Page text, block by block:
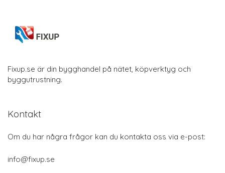
Fixup.se är din bygghandel på nätet, köpverktyg och
byggutrustning.
Kontakt
Om du har några frågor kan du kontakta oss via e-post:
info@fixup.se